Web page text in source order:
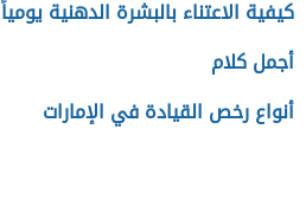
كيفية الاعتناء بالبشرة الدهنية يومياً
أجمل كلام
أنواع رخص القيادة في الإمارات